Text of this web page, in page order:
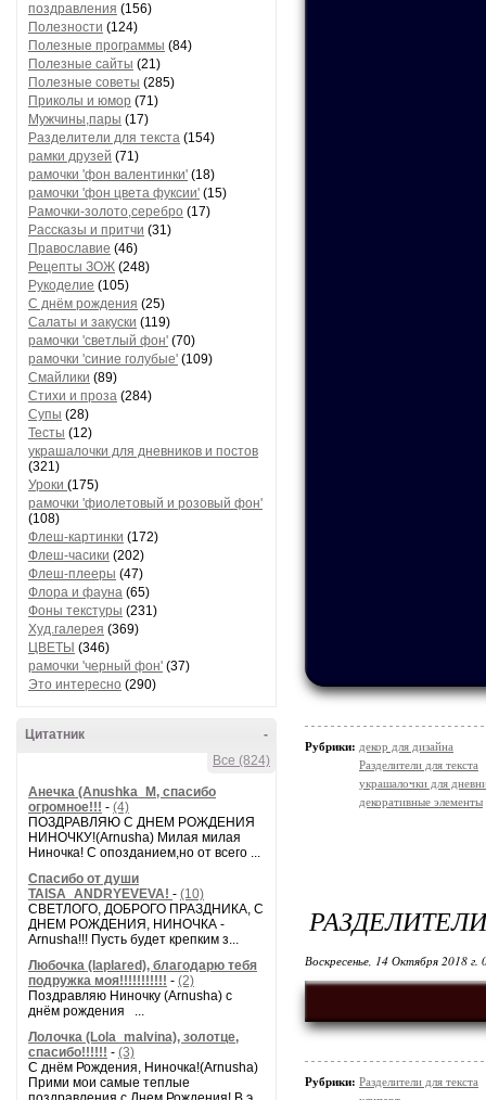
поздравления (156)
Полезности (124)
Полезные программы (84)
Полезные сайты (21)
Полезные советы (285)
Приколы и юмор (71)
Мужчины,пары (17)
Разделители для текста (154)
рамки друзей (71)
рамочки 'фон валентинки' (18)
рамочки 'фон цвета фуксии' (15)
Рамочки-золото,серебро (17)
Рассказы и притчи (31)
Православие (46)
Рецепты ЗОЖ (248)
Рукоделие (105)
С днём рождения (25)
Салаты и закуски (119)
рамочки 'светлый фон' (70)
рамочки 'синие голубые' (109)
Смайлики (89)
Стихи и проза (284)
Супы (28)
Тесты (12)
украшалочки для дневников и постов
(321)
Уроки (175)
рамочки 'фиолетовый и розовый фон'
(108)
Флеш-картинки (172)
Флеш-часики (202)
Флеш-плееры (47)
Флора и фауна (65)
Фоны текстуры (231)
Худ.галерея (369)
ЦВЕТЫ (346)
рамочки 'черный фон' (37)
Это интересно (290)
-
Цитатник
Все (824)
Анечка (Anushka_M, спасибо
огромное!!! - (4)
ПОЗДРАВЛЯЮ С ДНЕМ РОЖДЕНИЯ
НИНОЧКУ!(Arnusha) Милая милая
Ниночка! С опозданием,но от всего ...
Спасибо от души
TAISA_ANDRYEVEVA! - (10)
СВЕТЛОГО, ДОБРОГО ПРАЗДНИКА, С
ДНЕМ РОЖДЕНИЯ, НИНОЧКА -
Arnusha!!! Пусть будет крепким з...
Любочка (laplared), благодарю тебя
подружка моя!!!!!!!!!!! - (2)
Поздравляю Ниночку (Arnusha) с
днём рождения ...
Лолочка (Lola_malvina), золотце,
спасибо!!!!!! - (3)
С днём Рождения, Ниночка!(Аrnusha)
Прими мои самые теплые
Рубрики: декор для дизайна
Разделители для текста
украшалочки для
декоративные элементы
Воскресенье, 14 Октября 2018
Рубрики: Разделители для текста